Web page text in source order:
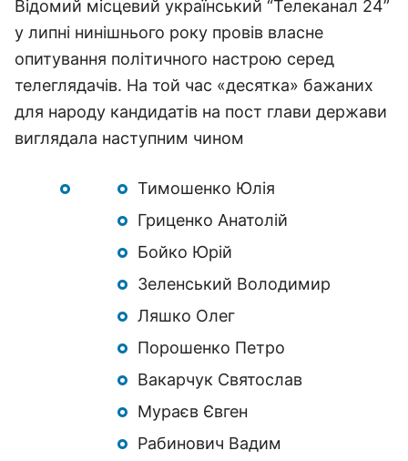
Відомий місцевий український “Телеканал 24”
у липні нинішнього року провів власне
опитування політичного настрою серед
телеглядачів. На той час «десятка» бажаних
для народу кандидатів на пост глави держави
виглядала наступним чином
Тимошенко Юлія
Гриценко Анатолій
Бойко Юрій
Зеленський Володимир
Ляшко Олег
Порошенко Петро
Вакарчук Святослав
Мураєв Євген
Рабинович Вадим